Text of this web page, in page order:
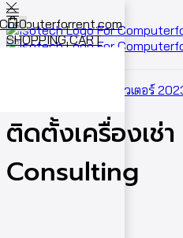
0
SHOPPING CART
ผลงานเช่าคอมพิวเตอร์
ติดตั้งเครื่องเช่
Consulting